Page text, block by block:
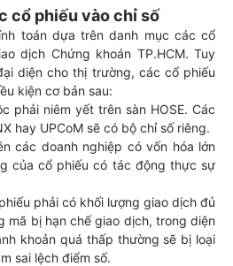
cổ phiếu vào chỉ số
toán dựa trên danh mục các cổ
dịch Chứng khoán TP.HCM. Tuy
diện cho thị trường, các cổ phiếu
kiện cơ bản sau:
phải niêm yết trên sàn HOSE. Các
hay UPCoM sẽ có bộ chỉ số riêng.
các doanh nghiệp có vốn hóa lớn
của cổ phiếu có tác động thực sự
phải có khối lượng giao dịch đủ
mã bị hạn chế giao dịch, trong diện
khoản quá thấp thường sẽ bị loại
sai lệch điểm số.